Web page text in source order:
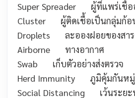
Super Spreader
ผู้ที่แพร่เชื้อ
Cluster
ผู้ติดเชื้อเป็นกลุ่มก้อ
Droplets
ละอองฝอยของสา
Airborne
ทางอากาศ
Swab
เก็บตัวอย่างส่งตรวจ
Herd Immunity
ภูมิคุ้มกันหมู่
Social Distancing
เว้นระย